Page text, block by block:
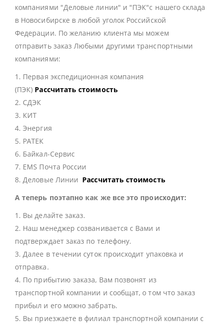
компаниями "Деловые линии" и "ПЭК"с нашего склада
в Новосибирске в любой уголок Российской
Федерации. По желанию клиента мы можем
отправить заказ Любыми другими транспортными
компаниями:
1. Первая экспедиционная компания
(ПЭК) Рассчитать стоимость
2. СДЭК
3. КИТ
4. Энергия
5. РАТЕК
6. Байкал-Сервис
7. EMS Почта России
8. Деловые Линии Рассчитать стоимость
А теперь поэтапно как же все это происходит:
1. Вы делайте заказ.
2. Наш менеджер созванивается с Вами и
подтверждает заказ по телефону.
3. Далее в течении суток происходит упаковка и
отправка.
4. По прибытию заказа, Вам позвонят из
транспортной компании и сообщат, о том что заказ
прибыл и его можно забрать.
5. Вы приезжаете в филиал транспортной компании с